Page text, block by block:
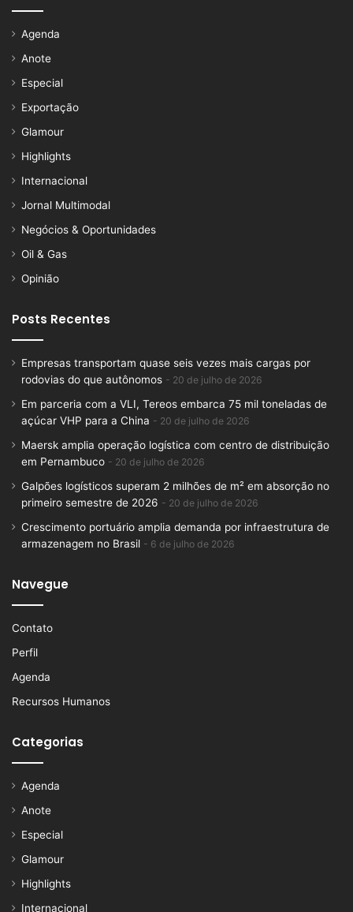
Agenda
Anote
Especial
Exportação
Glamour
Highlights
Internacional
Jornal Multimodal
Negócios & Oportunidades
Oil & Gas
Opinião
Posts Recentes
Empresas transportam quase seis vezes mais cargas por
rodovias do que autônomos
20 de julho de 2026
Em parceria com a VLI, Tereos embarca 75 mil toneladas de
açúcar VHP para a China
20 de julho de 2026
Maersk amplia operação logística com centro de distribuição
em Pernambuco
20 de julho de 2026
Galpões logísticos superam 2 milhões de m² em absorção no
primeiro semestre de 2026
20 de julho de 2026
Crescimento portuário amplia demanda por infraestrutura de
armazenagem no Brasil
6 de julho de 2026
Navegue
Contato
Perfil
Agenda
Recursos Humanos
Categorias
Agenda
Anote
Especial
Glamour
Highlights
Internacional